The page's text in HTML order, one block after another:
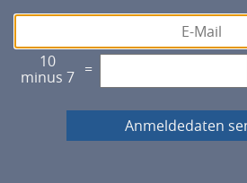
10
minus 7 =